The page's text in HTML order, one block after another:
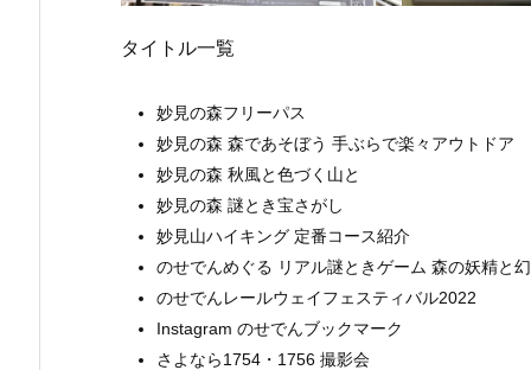
タイトル一覧
妙見の森フリーパス
妙見の森 森であそぼう 手ぶらで楽々アウトドア
妙見の森 秋風と色づく山と
妙見の森 謎とき宝さがし
妙見山ハイキング 定番コース紹介
のせでんめぐる リアル謎ときゲーム 森の妖精と
のせでんレールウェイフェスティバル2022
Instagram のせでんブックマーク
さよなら1754・1756 撮影会